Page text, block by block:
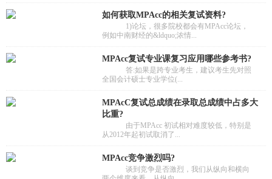
如何获取MPAcc的相关复试资料?
1)论坛，很多院校都会有MPAcc论坛，
例如中南财经的&ldquo;浓情...
MPAcc复试专业课复习应用哪些参考书?
答:如果是跨专业考生，建议考生先对照
全国会计硕士专业学位(...
MPAcC复试总成绩在录取总成绩中占多大
比重?
由于MPAcc 初试相对难度较低，特别是
从2012年起初试取消了...
MPAcc竞争激烈吗?
谈到竞争是否激烈，我们从纵向和横向